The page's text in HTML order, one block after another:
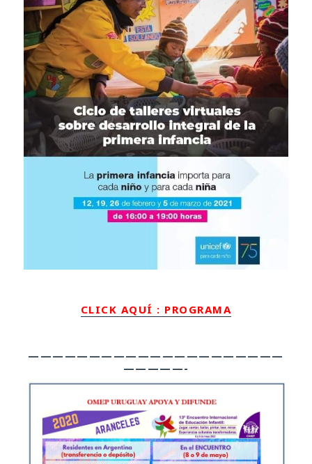
CLICK AQUÍ : PROGRAMA
—————————————————————
—————-